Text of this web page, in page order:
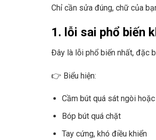
Chỉ cần sửa đúng, chữ của
1. lỗi sai phổ biến
Đây là lỗi phổ biến nhất, đặc
👉 Biểu hiện:
Cầm bút quá sát ngòi
Bóp bút quá chặt
Tay cứng, khó điều khiển